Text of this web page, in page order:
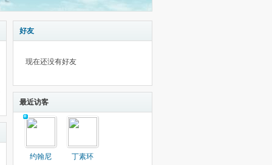
好友
现在还没有好友
最近访客
约翰尼
丁素环